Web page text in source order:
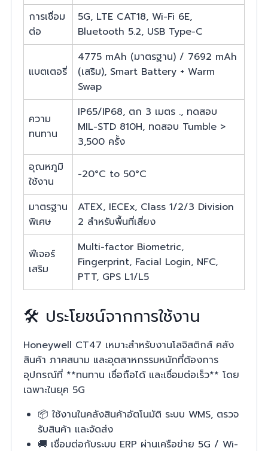
การเชื่อม
ต่อ
5G, LTE CAT18, Wi-Fi 6E,
Bluetooth 5.2, USB Type-C
แบตเตอรี่
4775 mAh (มาตรฐาน) / 7692 mAh
(เสริม), Smart Battery + Warm
Swap
ความ
ทนทาน
IP65/IP68, ตก 3 เมตร ., ทดสอบ
MIL-STD 810H, ทดสอบ Tumble >
3,500 ครั้ง
อุณหภูมิ
ใช้งาน
-20°C to 50°C
มาตรฐาน
พิเศษ
ATEX, IECEx, Class 1/2/3 Division
2 สำหรับพื้นที่เสี่ยง
ฟีเจอร์
เสริม
Multi-factor Biometric,
Fingerprint, Facial Login, NFC,
PTT, GPS L1/L5
🛠️ ประโยชน์จากการใช้งาน
Honeywell CT47 เหมาะสำหรับงานโลจิสติกส์ คลัง
สินค้า ภาคสนาม และอุตสาหกรรมหนักที่ต้องการ
อุปกรณ์ที่ **ทนทาน เชื่อถือได้ และเชื่อมต่อเร็ว** โดย
เฉพาะในยุค 5G
📦 ใช้งานในคลังสินค้าอัตโนมัติ ระบบ WMS, ตรวจ
รับสินค้า และจัดส่ง
🚚 เชื่อมต่อกับระบบ ERP ผ่านเครือข่าย 5G / Wi-